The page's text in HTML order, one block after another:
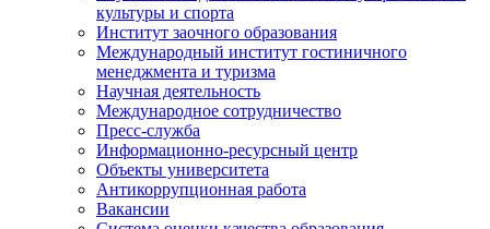
культуры и спорта
Институт заочного образования
Международный институт гостиничного
менеджмента и туризма
Научная деятельность
Международное сотрудничество
Пресс-служба
Информационно-ресурсный центр
Объекты университета
Антикоррупционная работа
Вакансии